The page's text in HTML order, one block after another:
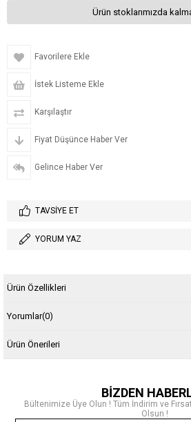
Ürün stoklarımızda
Favorilere Ekle
İstek Listeme Ekle
Karşılaştır
Fiyat Düşünce Haber Ver
Gelince Haber Ver
TAVSIYE ET
YORUM YAZ
Ürün Özellikleri
Yorumlar(0)
Ürün Önerileri
BİZDEN
Bültenimize Üye Olun ! Tüm İndirim ve
Olsun !